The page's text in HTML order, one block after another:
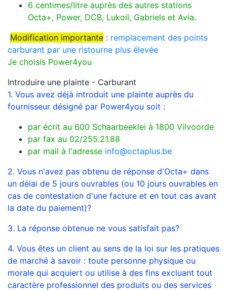
6 centimes/litre auprès des autres stations
Octa+, Power, DCB, Lukoil, Gabriels et Avia.
Modification importante : remplacement des points
carburant par une ristourne plus élevée
Je choisis Power4you
Introduire une plainte - Carburant
1. Vous avez déjà introduit une plainte auprès du
fournisseur désigné par Power4you soit :
par écrit au 600 Schaarbeeklei à 1800 Vilvoorde
par fax au 02/255.21.88
par mail à l'adresse info@octaplus.be
2. Vous n'avez pas obtenu de réponse d'Octa+ dans
un délai de 5 jours ouvrables (ou 10 jours ouvrables en
cas de contestation d'une facture et en tout cas avant
la date du paiement)?
3. La réponse obtenue ne vous satisfait pas?
4. Vous êtes un client au sens de la loi sur les pratiques
de marché à savoir : toute personne physique ou
morale qui acquiert ou utilise à des fins excluant tout
caractère professionnel des produits ou des services